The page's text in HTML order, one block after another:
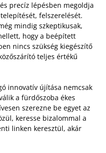
precíz lépésben megoldja
felszerelését.
mindig szkeptikusak,
hogy a beépített
nincs szükség kiegészítő
teljes értékű
innovatív újítása nemcsak
a fürdőszoba ékes
szerezne be egyet az
keresse bizalommal a
linken keresztül, akár